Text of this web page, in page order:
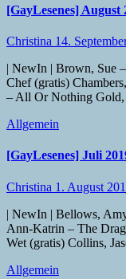
[GayLesenes] August
Christina 14.
| NewIn | Brown, Sue – Alpha Barman (gratis) Brown, Sue – Alpha
Chef (gratis)
– All Or Nothing
Allgemein
[GayLesenes] Juli
Christina 1. August
| NewIn | Bellows, Amy – Omega from the Ocean (KU) Byrde
Ann-Katrin – The
Wet (gratis) Collins,
Allgemein